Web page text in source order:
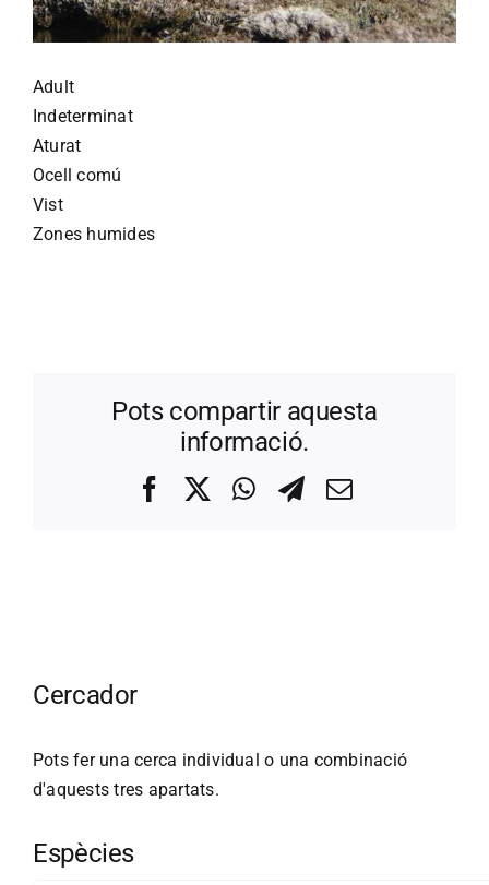
Adult
Indeterminat
Aturat
Ocell comú
Vist
Zones humides
Pots compartir aquesta
informació.
FacebookWhatsApp
Telegram
Correo
Cercador
Pots fer una cerca individual o una combinació
d'aquests tres apartats.
Espècies